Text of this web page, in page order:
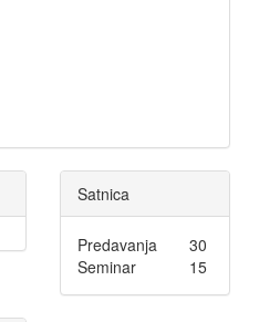
Satnica
Predavanja
30
Seminar
15